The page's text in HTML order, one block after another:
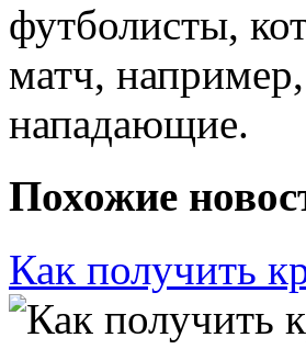
футболисты,
матч,
нападающие.
Похожие
Как получить